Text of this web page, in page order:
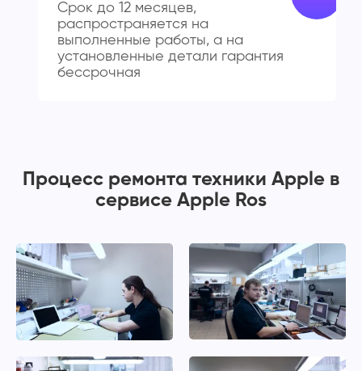
Срок до 12 месяцев,
распространяется на
выполненные работы, а на
установленные детали гарантия
бессрочная
Процесс ремонта техники Apple в
сервисе Apple Ros